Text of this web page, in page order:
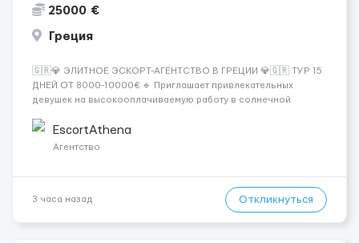
25000 €
Греция
🇬🇷💎 ЭЛИТНОЕ ЭСКОРТ-АГЕНТСТВО В ГРЕЦИИ 💎🇬🇷 ТУР 15
ДНЕЙ ОТ 8000-10000€ 🔹 Приглашает привлекательных
девушек на высокооплачиваемую работу в солнечной
хорошие деньги 💶 — это предложение для тебя! 🔹
Требования: ✔️ Возраст от ...
EscortAthena
Агентство
3 часа назад Откликнуться